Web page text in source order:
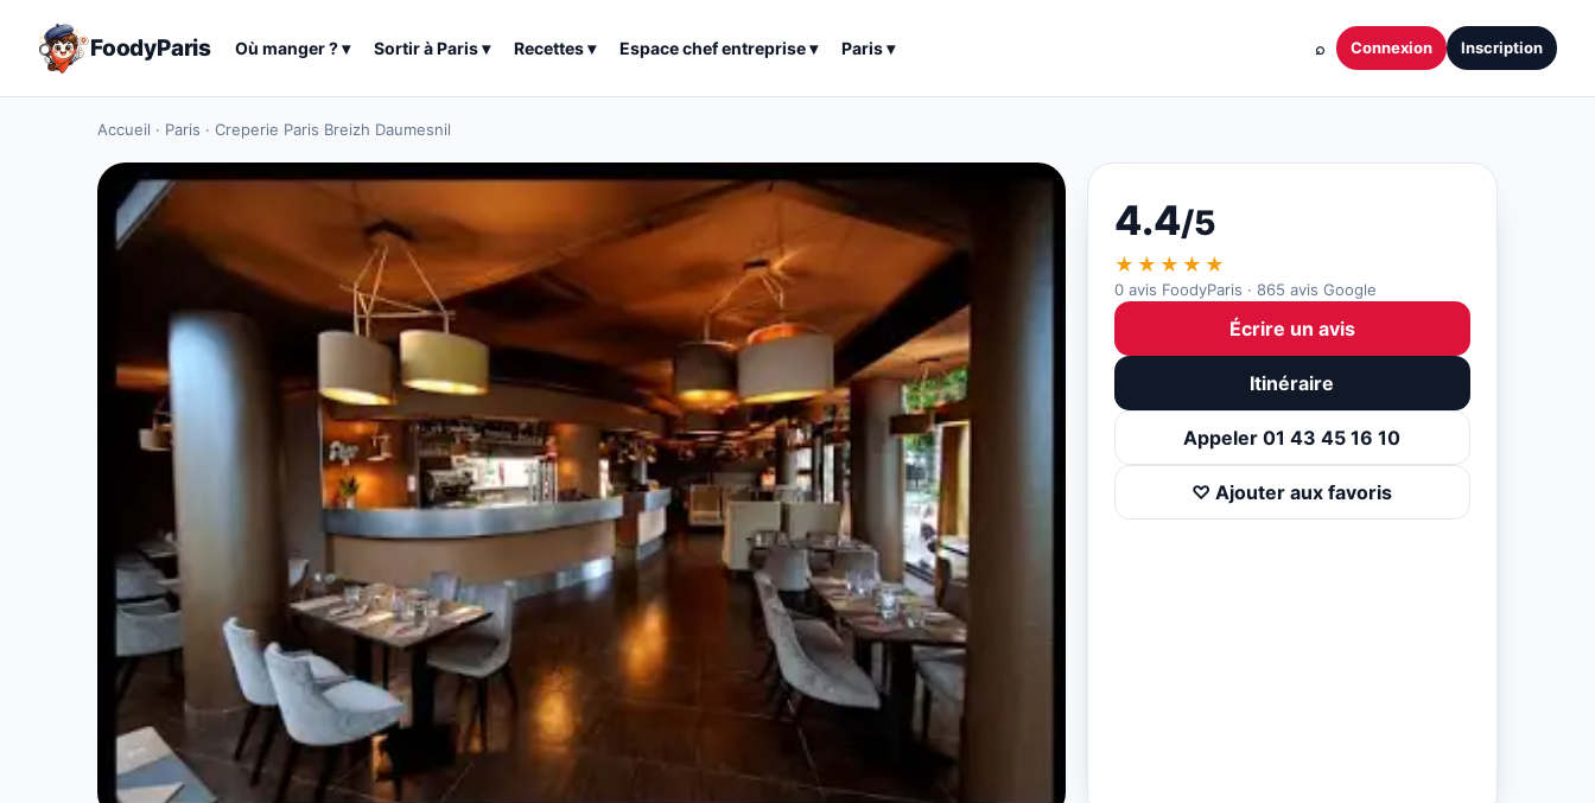
FoodyParis Où manger ?▾ Sortir àParis▾ Recettes▾ Espace chef entreprise▾ Paris▾ ⌕ Connexion Inscription
Accueil · Paris · Creperie Paris Breizh Daumesnil
4.4/5
★★★★★
0 avis FoodyParis · 865 avis Google
Écrire un avis
Itinéraire
Appeler 01 43 45 16 10
♡ Ajouter aux favoris